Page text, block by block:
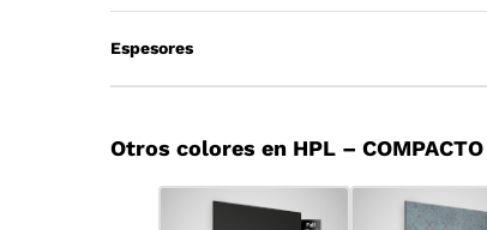
Espesores
Otros colores en HPL –